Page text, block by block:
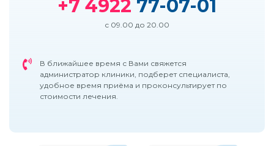
+7 4922 77-07-01
с 09.00 до 20.00
В ближайшее время с Вами свяжется
администратор клиники, подберет специалиста,
удобное время приёма и проконсультирует по
стоимости лечения.